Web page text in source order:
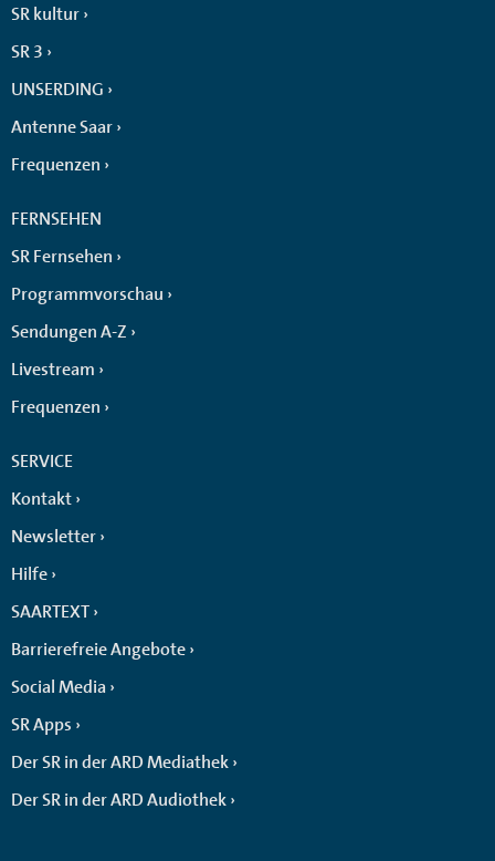
SR kultur
SR 3
UNSERDING
Antenne Saar
Frequenzen
FERNSEHEN
SR Fernsehen
Programmvorschau
Sendungen A-Z
Livestream
Frequenzen
SERVICE
Kontakt
Newsletter
Hilfe
SAARTEXT
Barrierefreie Angebote
Social Media
SR Apps
Der SR in der ARD Mediathek
Der SR in der ARD Audiothek